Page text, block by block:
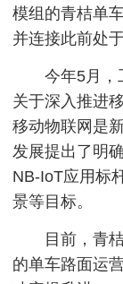
模组的青桔单
并连接此前处
今年5月，
关于深入推进
移动物联网是
发展提出了明
NB-IoT应用标
景等目标。
目前，青
的单车路面运